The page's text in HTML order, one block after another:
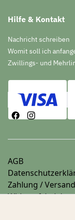
Hilfe & Kontakt
Nachricht schreiben
Womit soll ich
Zwillings- und
AGB
Zahlung / Versand